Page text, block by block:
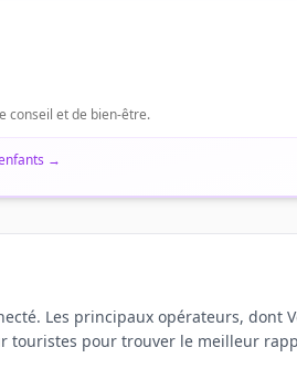
conseil et de bien-être.
→
Les principaux opérateurs, dont
touristes pour trouver le meilleur